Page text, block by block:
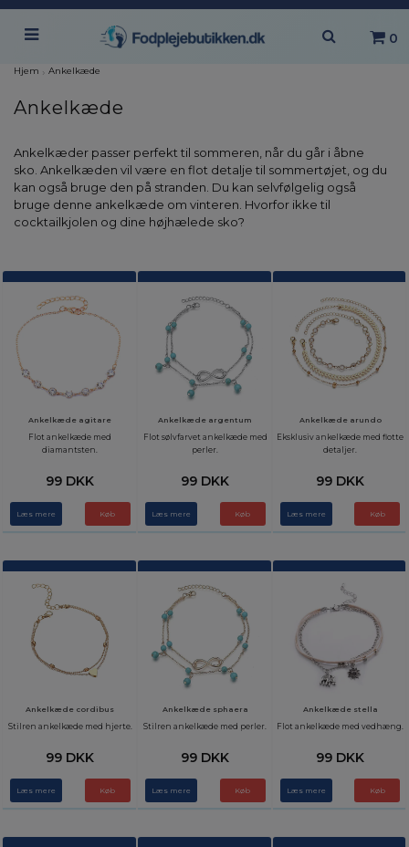
0
Hjem › Ankelkæde
Ankelkæde
Ankelkæder passer perfekt til sommeren, når du går i åbne
sko. Ankelkæden vil være en flot detalje til sommertøjet, og du
kan også bruge den på stranden. Du kan selvfølgelig også
bruge denne ankelkæde om vinteren. Hvorfor ikke til
cocktailkjolen og dine højhælede sko?
Ankelkæde agitare
Flot ankelkæde med
diamantsten.
99 DKK
Læs mere
Ankelkæde argentum
Flot sølvfarvet ankelkæde med
perler.
99 DKK
Læs mere
Ankelkæde arundo
Eksklusiv ankelkæde med flotte
detaljer.
99 DKK
Læs mere
Ankelkæde cordibus
Stilren ankelkæde med hjerte.
99 DKK
Læs mere
Ankelkæde sphaera
Stilren ankelkæde med perler.
99 DKK
Læs mere
Ankelkæde stella
Flot ankelkæde med vedhæng.
99 DKK
Læs mere